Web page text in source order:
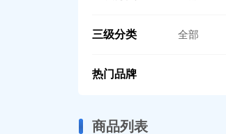
三级分类 全部
热门品牌
商品列表